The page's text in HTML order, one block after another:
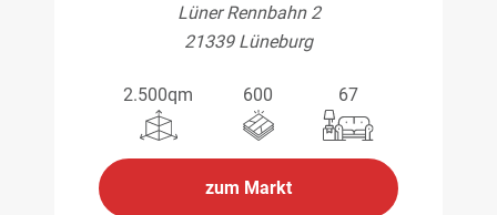
Lüner Rennbahn 2
21339 Lüneburg
2.500qm 600 67
zum Markt